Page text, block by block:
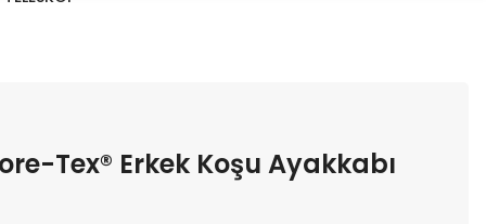
Tex® Erkek Koşu Ayakkabı